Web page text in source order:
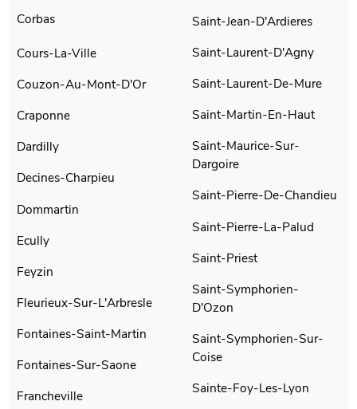
Corbas
Cours-La-Ville
Couzon-Au-Mont-D'Or
Craponne
Dardilly
Decines-Charpieu
Dommartin
Ecully
Feyzin
Fleurieux-Sur-L'Arbresle
Fontaines-Saint-Martin
Fontaines-Sur-Saone
Francheville
Saint-Jean-D'Ardieres
Saint-Laurent-D'Agny
Saint-Laurent-De-Mure
Saint-Martin-En-Haut
Saint-Maurice-Sur-
Dargoire
Saint-Pierre-De-Chandieu
Saint-Pierre-La-Palud
Saint-Priest
Saint-Symphorien-
D'Ozon
Saint-Symphorien-Sur-
Coise
Sainte-Foy-Les-Lyon